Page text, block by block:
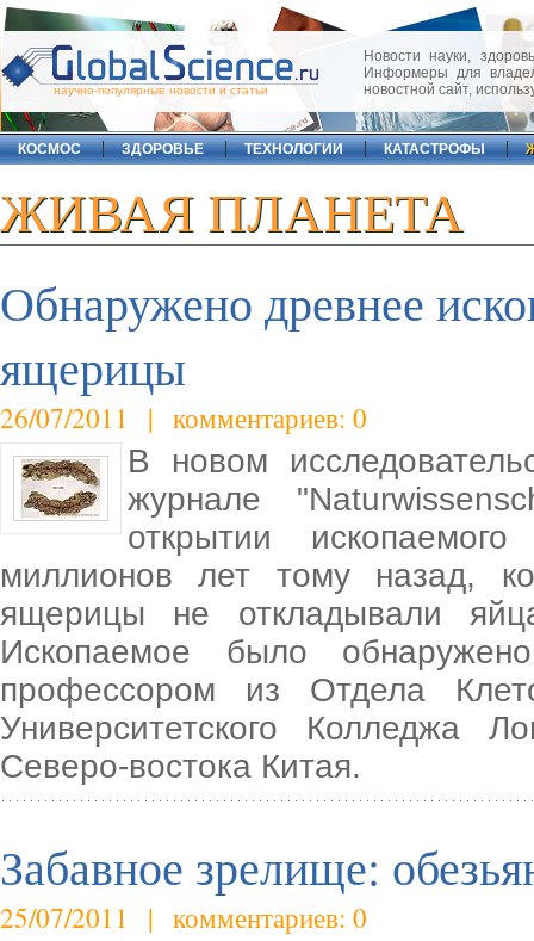
научно-популярные новости и статьи
Новости науки,
Информеры для
новостной сайт,
КОСМОС ЗДОРОВЬЕ ТЕХНОЛОГИИ КАТАСТРОФЫ
ЖИВАЯ ПЛАНЕТА
Обнаружено древнее
ящерицы
26/07/2011 | комментариев: 0
В новом
журнале
открытии
миллионов лет тому назад,
ящерицы не откладывали
Ископаемое было
профессором из Отдела
Университетского Колледжа
Северо-востока Китая.
Забавное зрелище:
25/07/2011 | комментариев: 0